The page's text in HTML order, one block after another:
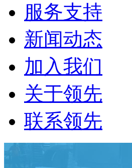
服务支持
新闻动态
加入我们
关于领先
联系领先